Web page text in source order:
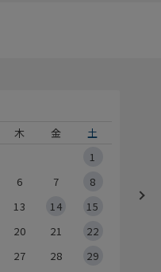
木 金
土
1
6 7
8
13 14
15
20 21
22
27 28
29